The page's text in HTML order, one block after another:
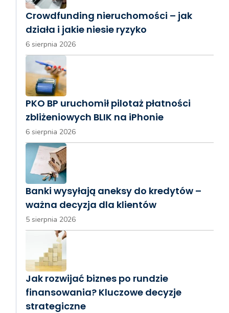
Crowdfunding nieruchomości – jak
działa i jakie niesie ryzyko
6 sierpnia 2026
PKO BP uruchomił pilotaż płatności
zbliżeniowych BLIK na iPhonie
6 sierpnia 2026
Banki wysyłają aneksy do kredytów –
ważna decyzja dla klientów
5 sierpnia 2026
Jak rozwijać biznes po rundzie
finansowania? Kluczowe decyzje
strategiczne